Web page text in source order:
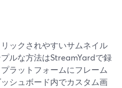
ックされやすいサムネイル
ルな方法はStreamYardで録
ラットフォームにフレーム
シュボード内でカスタム画